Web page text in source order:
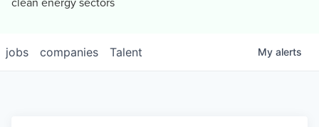
clean energy sectors
jobs companies Talent My alerts